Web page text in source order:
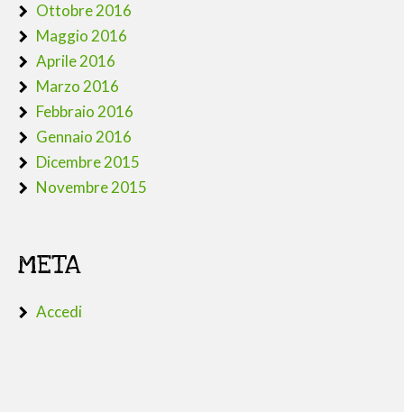
Ottobre 2016
Maggio 2016
Aprile 2016
Marzo 2016
Febbraio 2016
Gennaio 2016
Dicembre 2015
Novembre 2015
META
Accedi